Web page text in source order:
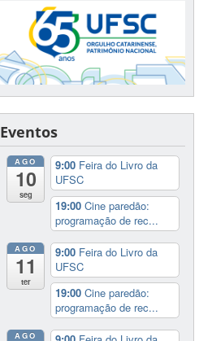
Eventos
AGO
10
seg
9:00 Feira do Livro da
UFSC
19:00Cine paredão:
programação de rec...
AGO
11
ter
9:00 Feira do Livro da
UFSC
19:00Cine paredão:
programação de rec...
AGO